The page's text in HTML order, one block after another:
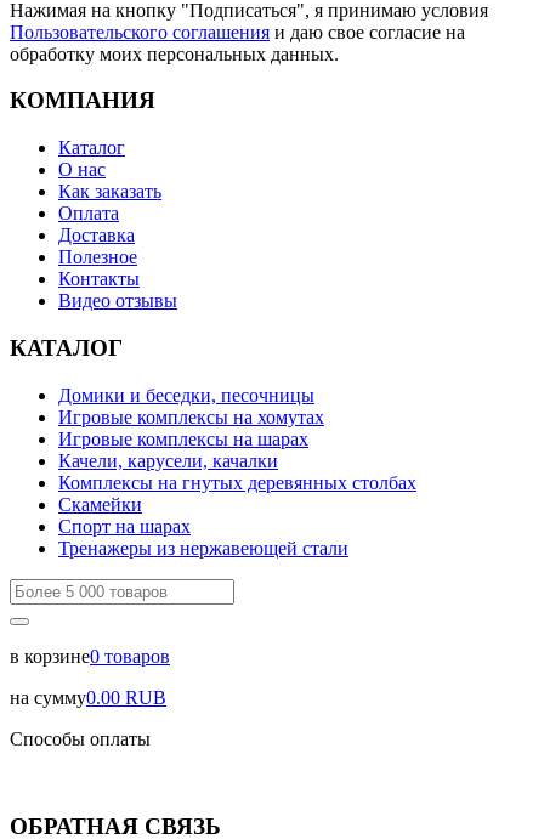
Нажимая на кнопку "Подписаться", я принимаю условия
Пользовательского соглашения и даю свое согласие на
обработку моих персональных данных.
КОМПАНИЯ
Каталог
О нас
Как заказать
Оплата
Доставка
Полезное
Контакты
Видео отзывы
КАТАЛОГ
Домики и беседки, песочницы
Игровые комплексы на хомутах
Игровые комплексы на шарах
Качели, карусели, качалки
Комплексы на гнутых деревянных столбах
Скамейки
Спорт на шарах
Тренажеры из нержавеющей стали
в корзине0 товаров
на сумму0.00 RUB
Способы оплаты
ОБРАТНАЯ СВЯЗЬ